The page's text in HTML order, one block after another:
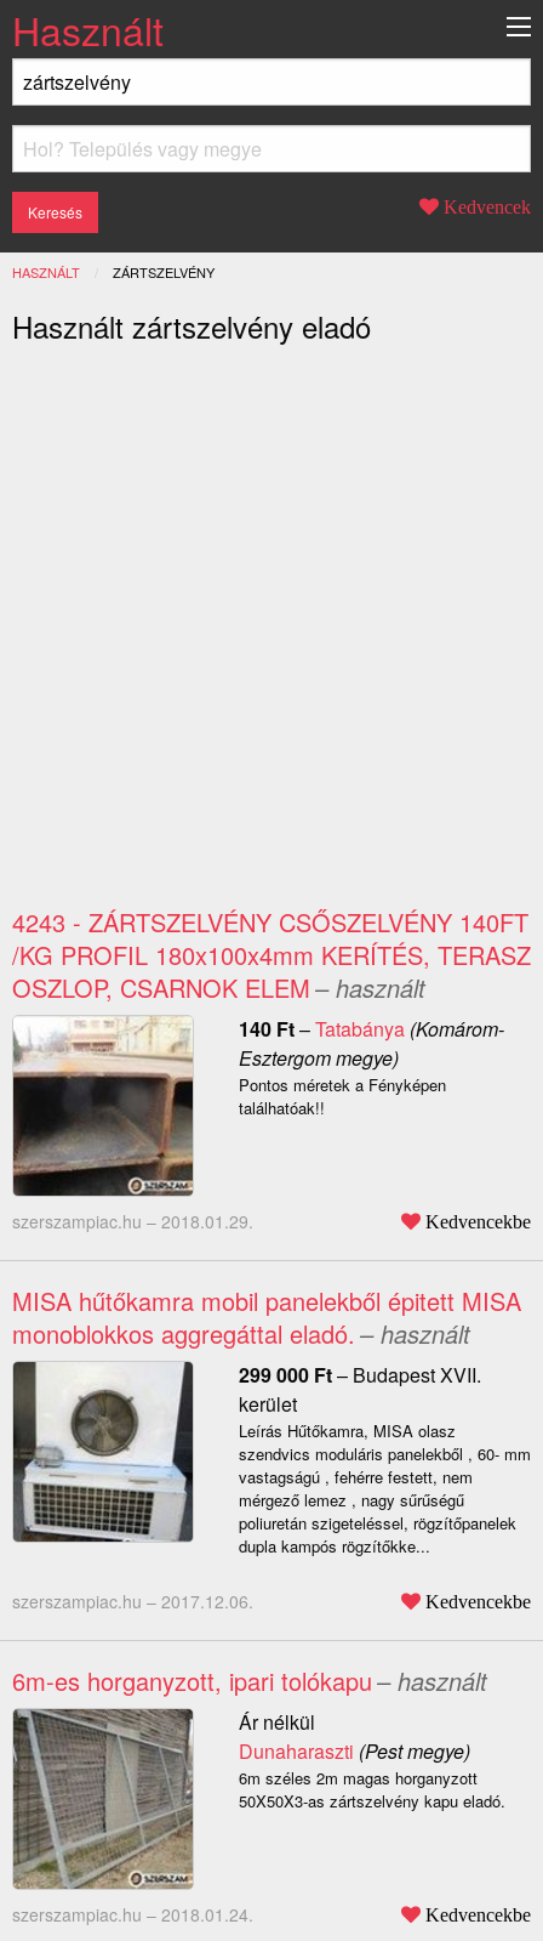
Használt
Kedvencek
HASZNÁLT JELENLEGI:
ZÁRTSZELVÉNY
Használt zártszelvény eladó
4243 - ZÁRTSZELVÉNY CSŐSZELVÉNY 140FT
/KG PROFIL 180x100x4mm KERÍTÉS, TERASZ
OSZLOP, CSARNOK ELEM– használt
140 Ft–Tatabánya(Komárom-
Esztergom megye)
Pontos méretek a Fényképen
találhatóak!!
szerszampiac.hu – 2018.01.29. Kedvencekbe
MISA hűtőkamra mobil panelekből épitett MISA
monoblokkos aggregáttal eladó. – használt
299 000 Ft– Budapest XVII.
kerület
Leírás Hűtőkamra, MISA olasz
szendvics moduláris panelekből , 60- mm
vastagságú , fehérre festett, nem
mérgező lemez , nagy sűrűségű
poliuretán szigeteléssel, rögzítőpanelek
dupla kampós rögzítőkke...
szerszampiac.hu – 2017.12.06. Kedvencekbe
6m-es horganyzott, ipari tolókapu– használt
Ár nélkül
Dunaharaszti (Pest megye)
6m széles 2m magas horganyzott
50X50X3-as zártszelvény kapu eladó.
szerszampiac.hu – 2018.01.24. Kedvencekbe